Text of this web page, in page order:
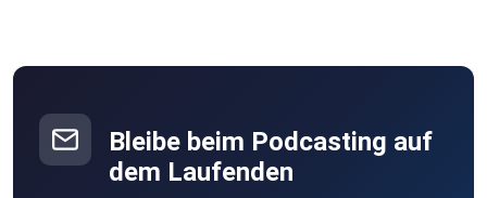
Bleibe beim Podcasting auf
dem Laufenden